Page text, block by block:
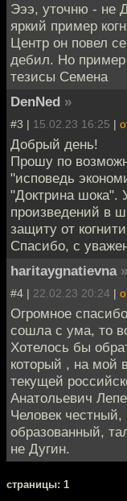
Эээ, уточню - не
яркий пример
Центр он повел
дебил. Но
тезисы Семена
DenNed »
#3 | 15.02.23 16:25 |
Добрый день!
Прошу по
"исповедь
"Доктрина шока".
произведений в
защиту от
Спасибо, с
haritaygnatievna »
#4 | 22.02.23 20:24 |
Огромное
сошла с ума, то
Хотелось бы
который , на мой
текущей
Анатольевич
Человек
образованный,
не Дугин.
cтраницы: 1